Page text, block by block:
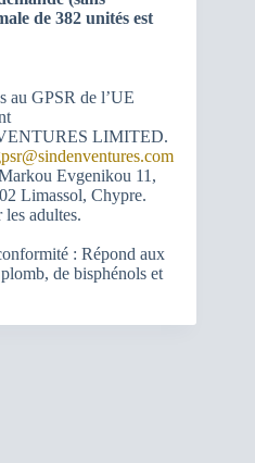
de 382 unités est
au GPSR de l’UE
LIMITED.
Evgenikou 11,
Limassol, Chypre.
les adultes.
: Répond aux
de bisphénols et